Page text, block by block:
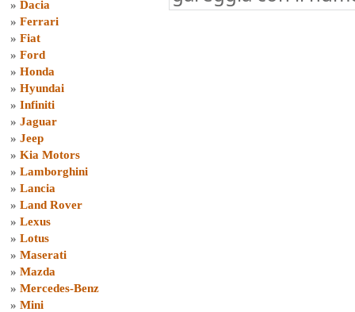
» Dacia
» Ferrari
» Fiat
» Ford
» Honda
» Hyundai
» Infiniti
» Jaguar
» Jeep
» Kia Motors
» Lamborghini
» Lancia
» Land Rover
» Lexus
» Lotus
» Maserati
» Mazda
» Mercedes-Benz
» Mini